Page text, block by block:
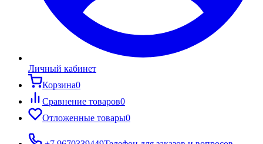
Личный кабинет
Корзина0
Сравнение товаров0
Отложенные товары0